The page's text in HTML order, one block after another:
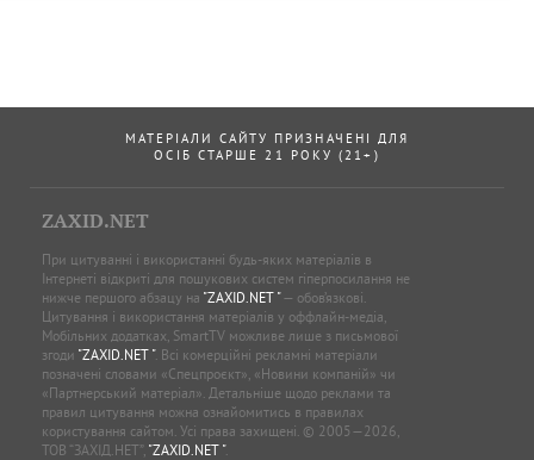
МАТЕРІАЛИ САЙТУ ПРИЗНАЧЕНІ ДЛЯ
ОСІБ СТАРШЕ 21 РОКУ (21+)
ZAXID.NET
При цитуванні і використанні будь-яких матеріалів в
Інтернеті відкриті для пошукових систем гіперпосилання не
нижче першого абзацу на "ZAXID.NET "— обов’язкові.
Цитування і використання матеріалів у оффлайн-медіа,
Мобільних додатках, SmartTV можливе лише з письмової
згоди "ZAXID.NET ". Всі комерційні рекламні матеріали
позначені словами «Спецпроєкт», «Новини компаній» чи
«Партнерський матеріал». Детальніше щодо реклами та
правил цитування можна ознайомитись в правилах
користування сайтом. Усі права захищені. © 2005—2026,
ТОВ “ЗАХІД.НЕТ”, "ZAXID.NET ".